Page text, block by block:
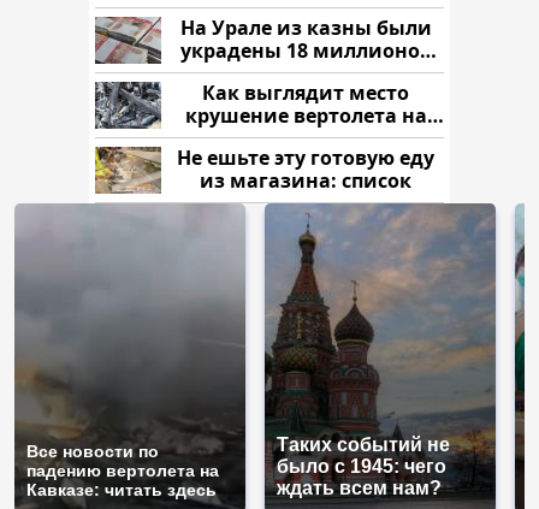
На Урале из казны были
украдены 18 миллионов
рублей
Как выглядит место
крушение вертолета на
Кавказе: смотреть
Не ешьте эту готовую еду
из магазина: список
Все новости по
падению вертолета на
Кавказе: читать здесь
Таких событий не
было с 1945: чего
ждать всем нам?